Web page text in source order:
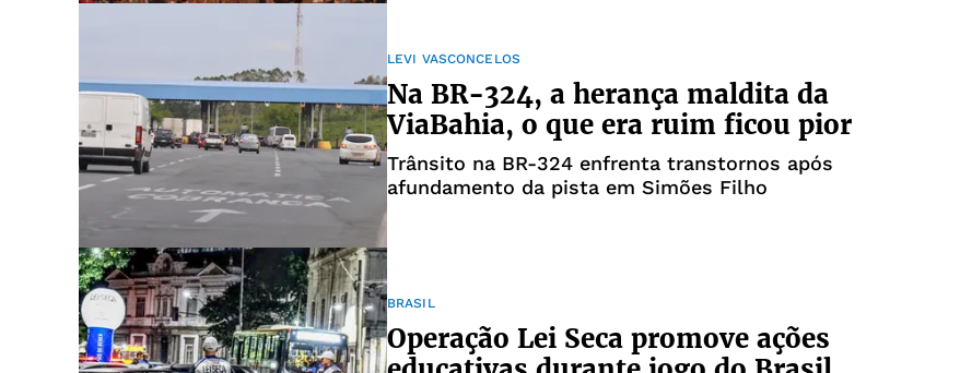
LEVI VASCONCELOS
Na BR-324, a herança maldita da
ViaBahia, o que era ruim ficou pior
Trânsito na BR-324 enfrenta transtornos após
afundamento da pista em Simões Filho
BRASIL
Operação Lei Seca promove ações